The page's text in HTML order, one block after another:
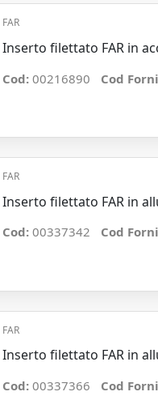
FAR
Inserto filettato FAR in
Cod: 00216890 Cod
FAR
Inserto filettato FAR in
Cod: 00337342 Cod
FAR
Inserto filettato FAR in
Cod: 00337366 Cod